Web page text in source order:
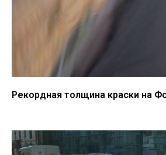
Рекордная толщина краски на